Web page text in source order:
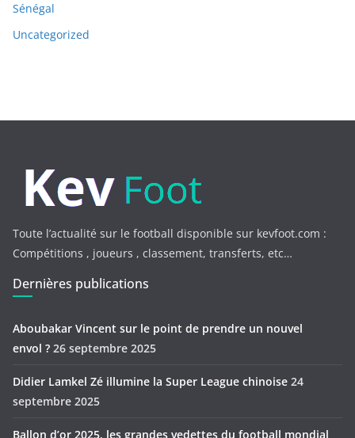
Sénégal
Uncategorized
Toute l’actualité sur le football disponible sur kevfoot.com :
Compétitions , joueurs , classement, transferts, etc…
Dernières publications
Aboubakar Vincent sur le point de prendre un nouvel
envol ? 26 septembre 2025
Didier Lamkel Zé illumine la Super League chinoise 24
septembre 2025
Ballon d’or 2025, les grandes vedettes du football mondial